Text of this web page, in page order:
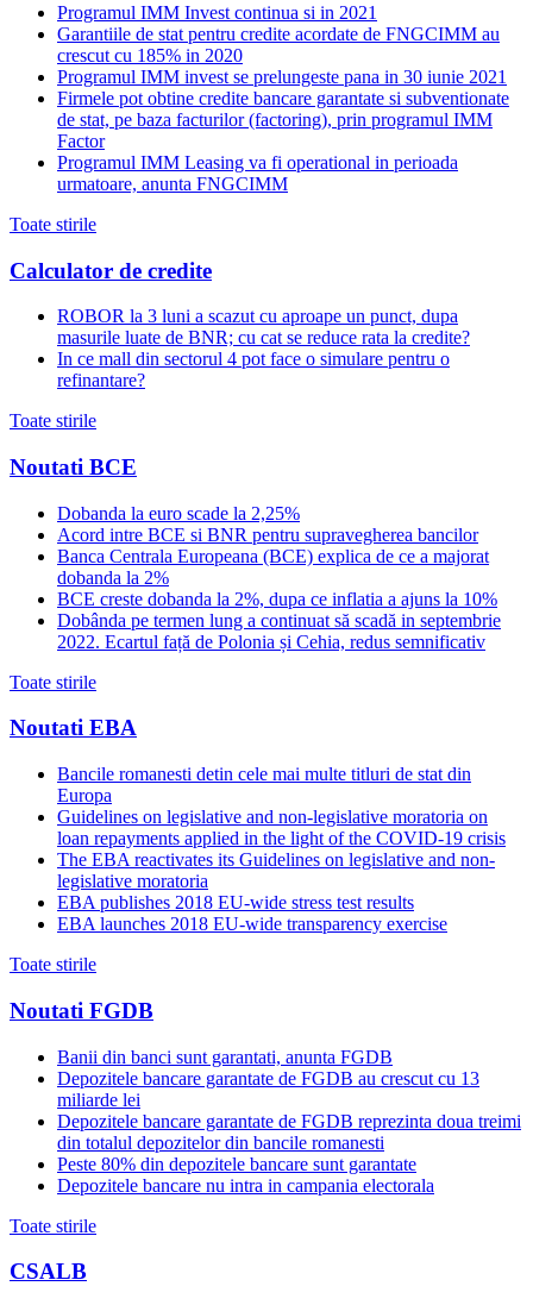
Programul IMM Invest continua si in 2021
Garantiile de stat pentru credite acordate de FNGCIMM au
crescut cu 185% in 2020
Programul IMM invest se prelungeste pana in 30 iunie 2021
Firmele pot obtine credite bancare garantate si subventionate
de stat, pe baza facturilor (factoring), prin programul IMM
Factor
Programul IMM Leasing va fi operational in perioada
urmatoare, anunta FNGCIMM
Toate stirile
Calculator de credite
ROBOR la 3 luni a scazut cu aproape un punct, dupa
masurile luate de BNR; cu cat se reduce rata la credite?
In ce mall din sectorul 4 pot face o simulare pentru o
refinantare?
Toate stirile
Noutati BCE
Dobanda la euro scade la 2,25%
Acord intre BCE si BNR pentru supravegherea bancilor
Banca Centrala Europeana (BCE) explica de ce a majorat
dobanda la 2%
BCE creste dobanda la 2%, dupa ce inflatia a ajuns la 10%
Dobânda pe termen lung a continuat să scadă in septembrie
2022. Ecartul față de Polonia și Cehia, redus semnificativ
Toate stirile
Noutati EBA
Bancile romanesti detin cele mai multe titluri de stat din
Europa
Guidelines on legislative and non-legislative moratoria on
loan repayments applied in the light of the COVID-19 crisis
The EBA reactivates its Guidelines on legislative and non-
legislative moratoria
EBA publishes 2018 EU-wide stress test results
EBA launches 2018 EU-wide transparency exercise
Toate stirile
Noutati FGDB
Banii din banci sunt garantati, anunta FGDB
Depozitele bancare garantate de FGDB au crescut cu 13
miliarde lei
Depozitele bancare garantate de FGDB reprezinta doua treimi
din totalul depozitelor din bancile romanesti
Peste 80% din depozitele bancare sunt garantate
Depozitele bancare nu intra in campania electorala
Toate stirile
CSALB